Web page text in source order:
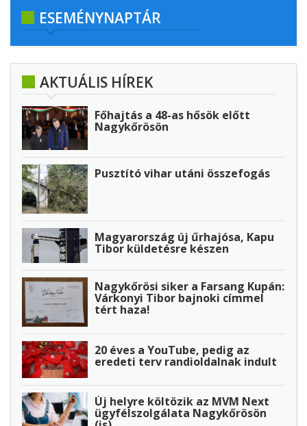
ESEMÉNYNAPTÁR
AKTUÁLIS HÍREK
Főhajtás a 48-as hősök előtt
Nagykőrösön
Pusztító vihar utáni összefogás
Magyarország új űrhajósa, Kapu
Tibor küldetésre készen
Nagykőrösi siker a Farsang Kupán:
Várkonyi Tibor bajnoki címmel
tért haza!
20 éves a YouTube, pedig az
eredeti terv randioldalnak indult
Új helyre költözik az MVM Next
ügyfélszolgálata Nagykőrösön